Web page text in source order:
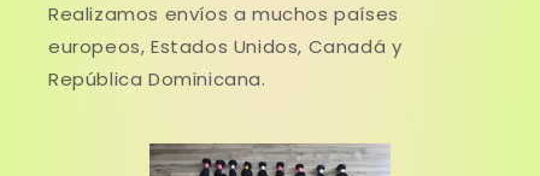
Realizamos envíos a muchos países
europeos, Estados Unidos, Canadá y
República Dominicana.